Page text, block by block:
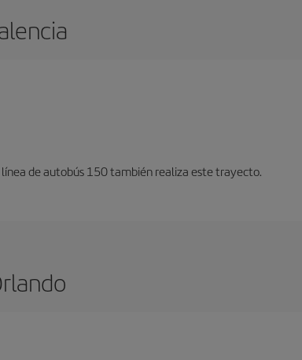
de autobús 150 también realiza este trayecto.